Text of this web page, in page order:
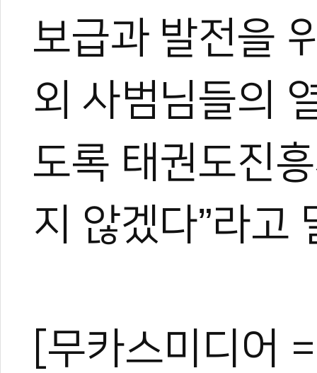
보급과 발전을
외 사범님들의
도록 태권도진
지 않겠다”라고
[무카스미디어